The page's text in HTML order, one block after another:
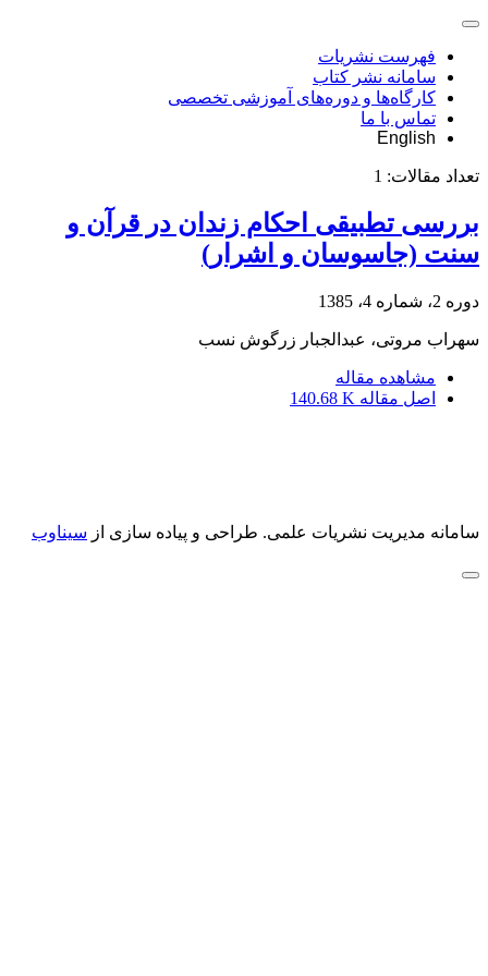
فهرست نشریات
سامانه نشر کتاب
کارگاه‌ها و دوره‌های آموزشی تخصصی
تماس با ما
English
تعداد مقالات: 1
بررسی تطبیقی احکام زندان در قرآن و
سنت (جاسوسان و اشرار)
دوره 2، شماره 4، 1385
سهراب مروتی، عبدالجبار زرگوش نسب
مشاهده مقاله
اصل مقاله 140.68 K
سامانه مدیریت نشریات علمی. طراحی و پیاده سازی از سیناوب